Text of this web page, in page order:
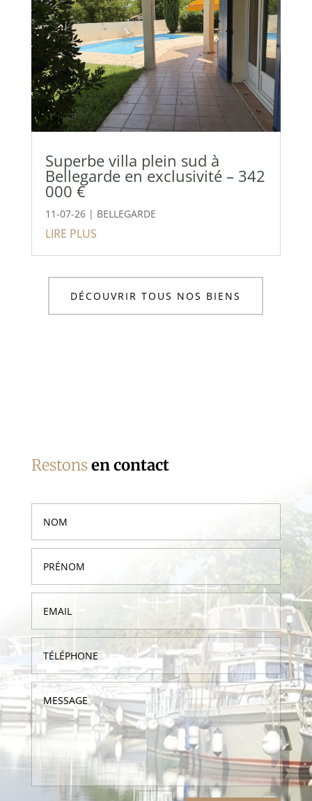
Superbe villa plein sud à
Bellegarde en exclusivité – 342
000 €
11-07-26| BELLEGARDE
LIRE PLUS
DÉCOUVRIR TOUS NOS BIENS
Restonsen contact